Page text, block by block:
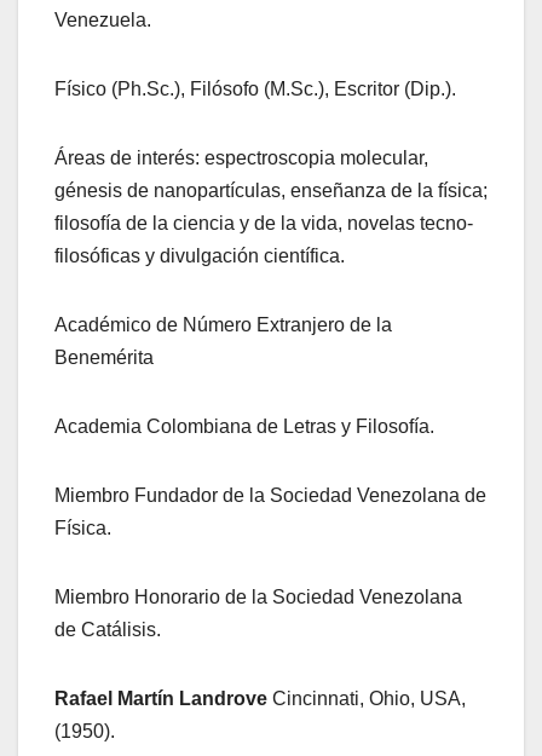
Venezuela.
Físico (Ph.Sc.), Filósofo (M.Sc.), Escritor (Dip.).
Áreas de interés: espectroscopia molecular,
génesis de nanopartículas, enseñanza de la física;
filosofía de la ciencia y de la vida, novelas tecno-
filosóficas y divulgación científica.
Académico de Número Extranjero de la
Benemérita
Academia Colombiana de Letras y Filosofía.
Miembro Fundador de la Sociedad Venezolana de
Física.
Miembro Honorario de la Sociedad Venezolana
de Catálisis.
Rafael Martín Landrove Cincinnati, Ohio, USA,
(1950).